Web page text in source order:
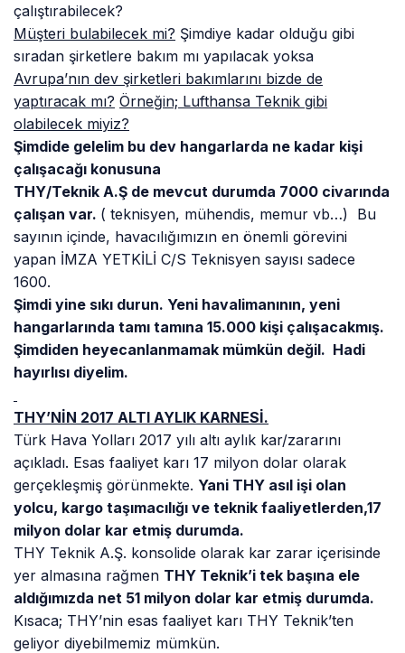
çalıştırabilecek?
Müşteri bulabilecek mi? Şimdiye kadar olduğu gibi
sıradan şirketlere bakım mı yapılacak yoksa
Avrupa’nın dev şirketleri bakımlarını bizde de
yaptıracak mı? Örneğin; Lufthansa Teknik gibi
olabilecek miyiz?
Şimdide gelelim bu dev hangarlarda ne kadar kişi
çalışacağı konusuna
THY/Teknik A.Ş de mevcut durumda 7000 civarında
çalışan var. ( teknisyen, mühendis, memur vb…) Bu
sayının içinde, havacılığımızın en önemli görevini
yapan İMZA YETKİLİ C/S Teknisyen sayısı sadece
1600.
Şimdi yine sıkı durun. Yeni havalimanının, yeni
hangarlarında tamı tamına 15.000 kişi çalışacakmış.
Şimdiden heyecanlanmamak mümkün değil. Hadi
hayırlısı diyelim.
THY’NİN 2017 ALTI AYLIK KARNESİ.
Türk Hava Yolları 2017 yılı altı aylık kar/zararını
açıkladı. Esas faaliyet karı 17 milyon dolar olarak
gerçekleşmiş görünmekte. Yani THY asıl işi olan
yolcu, kargo taşımacılığı ve teknik faaliyetlerden,17
milyon dolar kar etmiş durumda.
THY Teknik A.Ş. konsolide olarak kar zarar içerisinde
yer almasına rağmen THY Teknik’i tek başına ele
aldığımızda net 51 milyon dolar kar etmiş durumda.
Kısaca; THY’nin esas faaliyet karı THY Teknik’ten
geliyor diyebilmemiz mümkün.